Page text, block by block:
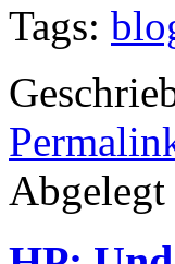
Tags:
Abgelegt